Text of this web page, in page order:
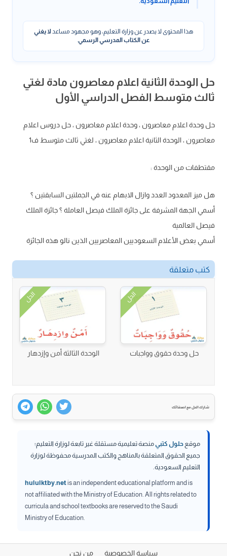
هذا المحتوى لا يصدر عن وزارة التعليم، وهو مجهود مساعدلا يغني
عن الكتاب المدرسي الرسمي.
حل الوحدة الثانية اعلام معاصرون مادة لغتي
ثالث متوسط الفصل الدراسي الأول
حل وحدة اعلام معاصرون ، وحدة اعلام معاصرون ، حل دروس اعلام
معاصرون ، الوحدة الثانية اعلام معاصرون ، لغتي ثالث متوسط ف1
مقتطفات من الوحدة :
هل ميز المعدود العدد وازال الابهام عنه في الجملتين السابقتين ؟
أسمي الجهة المشرفة على جائزة الملك فيصل العاملة ؟ جائزة الملك
فيصل العالمية
أسمي بعض الأعلام السعوديين المعاصريين الذين نالو هذه الجائزة
كتب متعلقة
الحل
حل وحدة حقوق وواجبات
الحل
الوحدة الثالثة أمن وإزدهار
شارك الحل مع اصدقائك
موقع حلول كتبيمنصة تعليمية مستقلة غير تابعة لوزارة التعليم؛
جميع الحقوق المتعلقة بالمناهج والكتب المدرسية محفوظة لوزارة
التعليم السعودية.
hululktby.netis an independent educational platform and is
not affiliated with the Ministry of Education. All rights related to
curricula and school textbooks are reserved to the Saudi
Ministry of Education.
سياسة الخصوصية من نحن